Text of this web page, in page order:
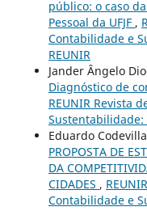
público: o caso
Pessoal da UFJF ,
Contabilidade e
REUNIR
Jander Ângelo
Diagnóstico de
REUNIR Revista
Sustentabilidade:
Eduardo
PROPOSTA DE
DA
CIDADES ,
Contabilidade e